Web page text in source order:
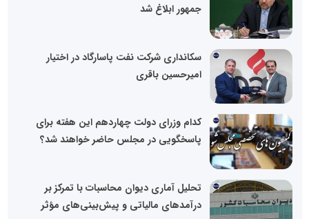
جمهور ابلاغ شد
سکانداری شرکت نفت پاسارگاد در اختیار
امیرحسین باقری
کدام وزرای دولت چهاردهم این هفته برای
پاسخگویی در مجلس حاضر خواهند شد؟
تحلیل آماری دیوان محاسبات با تمرکز بر
درآمدهای مالیاتی و پیش‌بینی‌های مؤثر